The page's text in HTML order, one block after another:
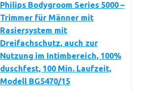
Philips Bodygroom Series 5000 –
Trimmer für Männer mit
Rasiersystem mit
Dreifachschutz, auch zur
Nutzung im Intimbereich, 100%
duschfest, 100 Min. Laufzeit,
Modell BG5470/15